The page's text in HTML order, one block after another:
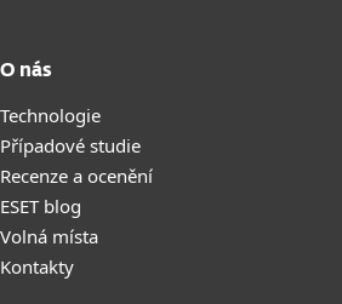
O nás
Technologie
Případové studie
Recenze a ocenění
ESET blog
Volná místa
Kontakty